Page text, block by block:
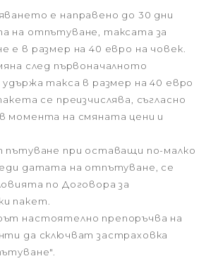
е направено до 30 дни
на отпътуване, таксата за
е в размер на 40 евро на човек.
след първоначалното
удържа такса в размер на 40 евро
се преизчислява, съгласно
момента на смяната цени и
пътуване при оставащи по-малко
датата на отпътуване, се
по Договора за
пакет.
настоятелно препоръчва на
да сключват застраховка